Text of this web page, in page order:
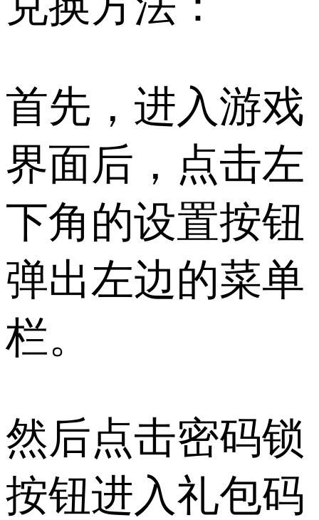
首先，进入游戏
界面后，点击左
下角的设置按钮
弹出左边的菜单
栏。
然后点击密码锁
按钮进入礼包码